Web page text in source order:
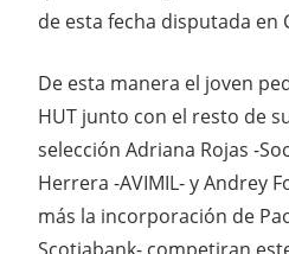
de esta fecha disputada en
De esta manera el joven
HUT junto con el resto de
selección Adriana Rojas -
Herrera -AVIMIL- y Andrey
más la incorporación de